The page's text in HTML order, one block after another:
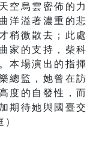
空烏雲密佈的力
洋溢著濃重的悲
稍微散去；此處
家的支持，柴科
本場演出的指揮
總監，她曾在訪
度的自發性，而
期待她與國臺交